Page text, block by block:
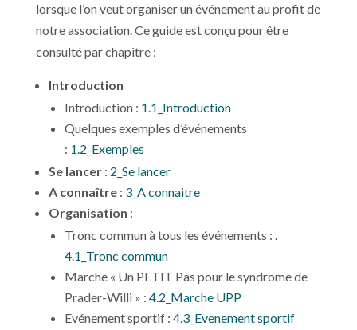
lorsque l’on veut organiser un événement au profit de
notre association. Ce guide est conçu pour être
consulté par chapitre :
Introduction
Introduction : 1.1_Introduction
Quelques exemples d’événements
: 1.2_Exemples
Se lancer: 2_Se lancer
A connaître: 3_A connaitre
Organisation :
Tronc commun à tous les événements : .
4.1_Tronc commun
Marche « Un PETIT Pas pour le syndrome de
Prader-Willi » : 4.2_Marche UPP
Evénement sportif : 4.3_Evenement sportif